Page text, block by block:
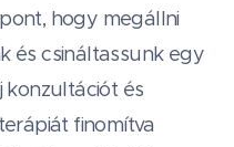
hogy megállni
és csináltassunk egy
konzultációt és
finomítva